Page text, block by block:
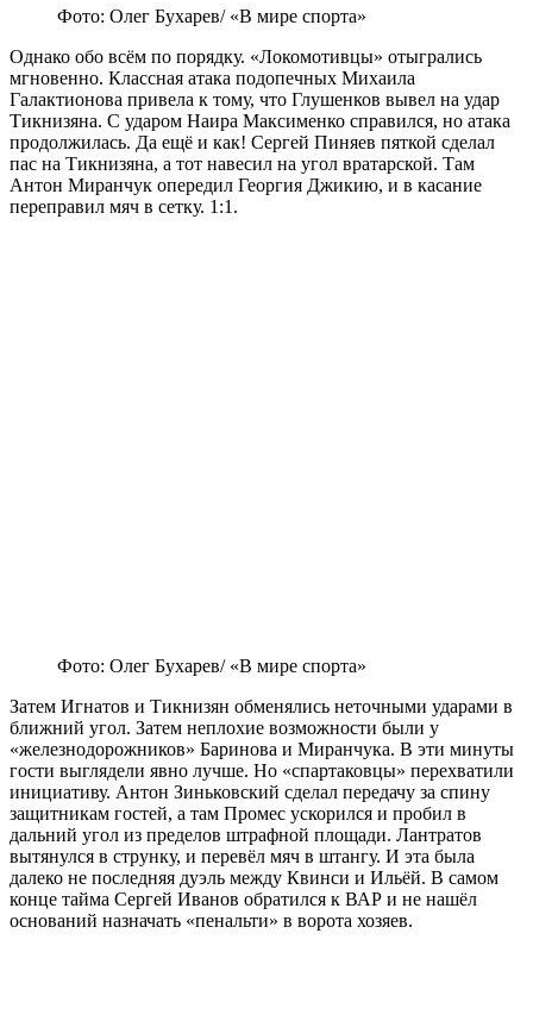
Фото: Олег Бухарев/ «В мире спорта»
Однако обо всём по порядку. «Локомотивцы» отыгрались
мгновенно. Классная атака подопечных Михаила
Галактионова привела к тому, что Глушенков вывел на удар
Тикнизяна. С ударом Наира Максименко справился, но атака
продолжилась. Да ещё и как! Сергей Пиняев пяткой сделал
пас на Тикнизяна, а тот навесил на угол вратарской. Там
Антон Миранчук опередил Георгия Джикию, и в касание
переправил мяч в сетку. 1:1.
Фото: Олег Бухарев/ «В мире спорта»
Затем Игнатов и Тикнизян обменялись неточными ударами в
ближний угол. Затем неплохие возможности были у
«железнодорожников» Баринова и Миранчука. В эти минуты
гости выглядели явно лучше. Но «спартаковцы» перехватили
инициативу. Антон Зиньковский сделал передачу за спину
защитникам гостей, а там Промес ускорился и пробил в
дальний угол из пределов штрафной площади. Лантратов
вытянулся в струнку, и перевёл мяч в штангу. И эта была
далеко не последняя дуэль между Квинси и Ильёй. В самом
конце тайма Сергей Иванов обратился к ВАР и не нашёл
оснований назначать «пенальти» в ворота хозяев.